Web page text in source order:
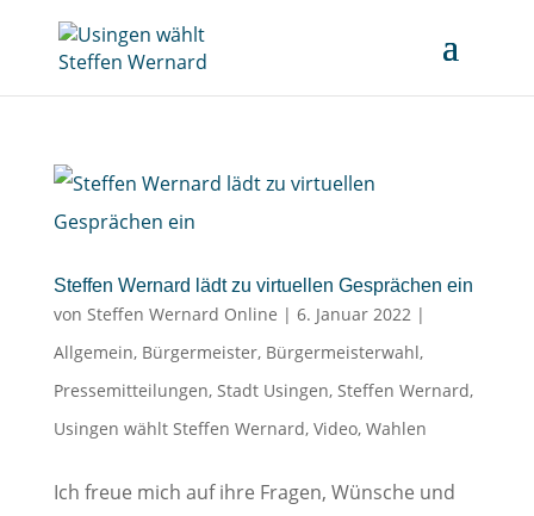
Steffen Wernard lädt zu virtuellen Gesprächen ein
von Steffen Wernard Online | 6. Januar 2022|
Allgemein, Bürgermeister, Bürgermeisterwahl,
Pressemitteilungen, Stadt Usingen, Steffen Wernard,
Usingen wählt Steffen Wernard, Video, Wahlen
Ich freue mich auf ihre Fragen, Wünsche und